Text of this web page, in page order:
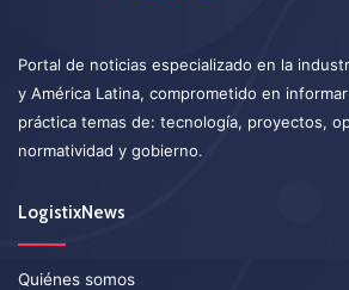
Portal de noticias especializado en la
y América Latina, comprometido en
práctica temas de: tecnología, proyectos,
normatividad y gobierno.
LogistixNews
Quiénes somos